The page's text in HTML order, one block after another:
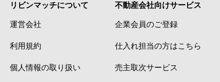
リビンマッチについて
運営会社
利用規約
個人情報の取り扱い
不動産会社向けサービス
企業会員のご登録
仕入れ担当の方はこちら
売主取次サービス